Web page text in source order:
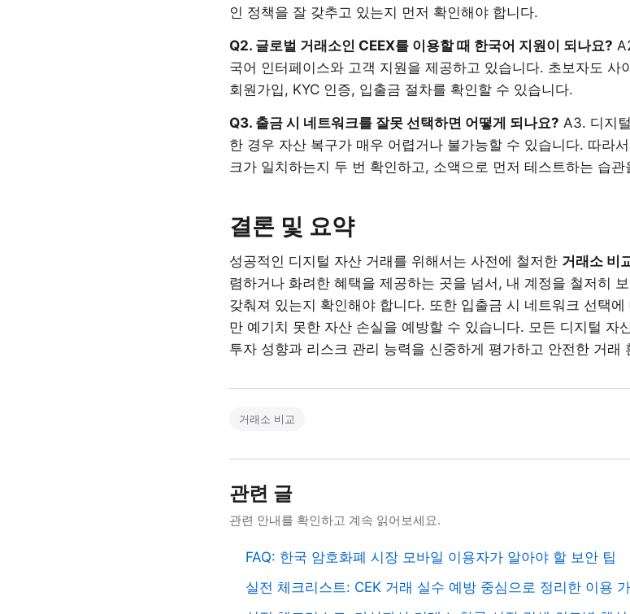
인 정책을 잘 갖추고 있는지 먼저 확인해야 합니다.
Q2. 글로벌 거래소인 CEEX를 이용할 때 한국어 지원이 되나요?
국어 인터페이스와 고객 지원을 제공하고 있습니다. 초보자도 사
회원가입, KYC 인증, 입출금 절차를 확인할 수 있습니다.
Q3. 출금 시 네트워크를 잘못 선택하면 어떻게 되나요? A3. 디지
한 경우 자산 복구가 매우 어렵거나 불가능할 수 있습니다. 따라
크가 일치하는지 두 번 확인하고, 소액으로 먼저 테스트하는 습관
결론 및 요약
성공적인 디지털 자산 거래를 위해서는 사전에 철저한 거래소 비
렴하거나 화려한 혜택을 제공하는 곳을 넘서, 내 계정을 철저히
갖춰져 있는지 확인해야 합니다. 또한 입출금 시 네트워크 선택
만 예기치 못한 자산 손실을 예방할 수 있습니다. 모든 디지털 자
투자 성향과 리스크 관리 능력을 신중하게 평가하고 안전한 거래
거래소 비교
관련 글
관련 안내를 확인하고 계속 읽어보세요.
FAQ: 한국 암호화폐 시장 모바일 이용자가 알아야 할 보안 팁
실전 체크리스트: CEK 거래 실수 예방 중심으로 정리한 이용